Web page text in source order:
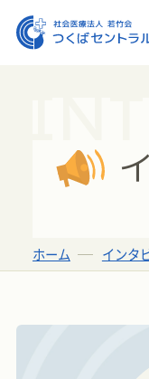
ホーム インタ